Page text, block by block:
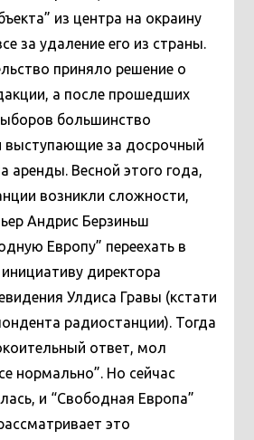
из центра на окраину
за удаление его из страны.
приняло решение о
а после прошедших
большинство
выступающие за досрочный
аренды. Весной этого года,
возникли сложности,
Андрис Берзиньш
Европу” переехать в
директора
Улдиса Гравы (кстати
радиостанции). Тогда
ответ, мол
нормально”. Но сейчас
и “Свободная Европа”
это